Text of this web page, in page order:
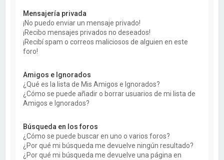
Mensajería privada
¡No puedo enviar un mensaje privado!
¡Recibo mensajes privados no deseados!
¡Recibí spam o correos maliciosos de alguien en este
foro!
Amigos e Ignorados
¿Qué es la lista de Mis Amigos e Ignorados?
¿Cómo se puede añadir o borrar usuarios de mi lista de
Amigos e Ignorados?
Búsqueda en los foros
¿Cómo se puede buscar en uno o varios foros?
¿Por qué mi búsqueda me devuelve ningún resultado?
¿Por qué mi búsqueda me devuelve una página en